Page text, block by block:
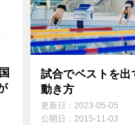
試合でベストを出
動き方
更新日： 2023-05-05
公開日： 2015-11-03